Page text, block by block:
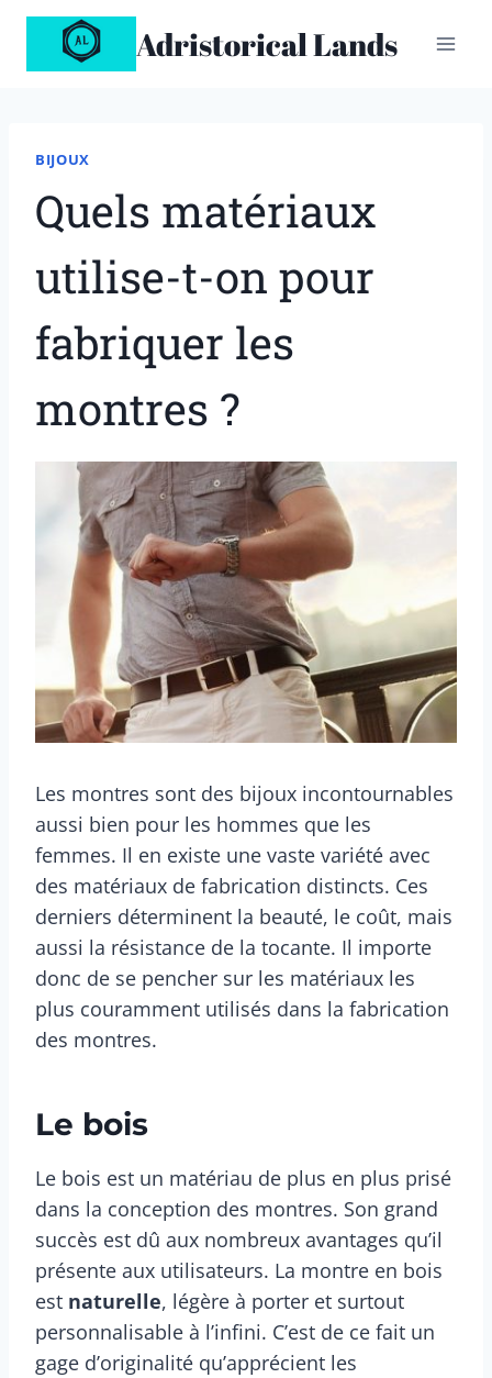
Aller
contenu
Adristorical Lands
BIJOUX
Quels matériaux
utilise-t-on pour
fabriquer les
montres ?
Les montres sont des bijoux incontournables
aussi bien pour les hommes que les
femmes. Il en existe une vaste variété avec
des matériaux de fabrication distincts. Ces
derniers déterminent la beauté, le coût, mais
aussi la résistance de la tocante. Il importe
donc de se pencher sur les matériaux les
plus couramment utilisés dans la fabrication
des montres.
Le bois
Le bois est un matériau de plus en plus prisé
dans la conception des montres. Son grand
succès est dû aux nombreux avantages qu’il
présente aux utilisateurs. La montre en bois
est naturelle, légère à porter et surtout
personnalisable à l’infini. C’est de ce fait un
gage d’originalité qu’apprécient les